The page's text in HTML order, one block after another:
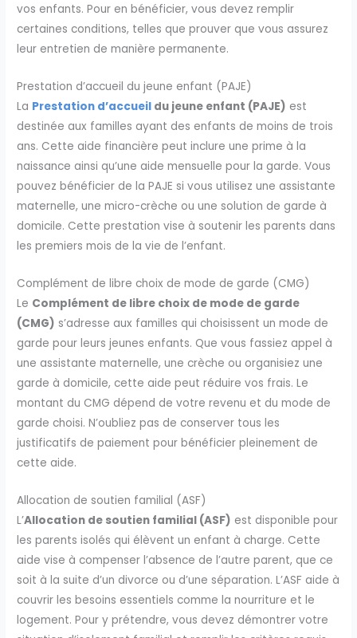
vos enfants. Pour en bénéficier, vous devez remplir
certaines conditions, telles que prouver que vous assurez
leur entretien de manière permanente.
Prestation d’accueil du jeune enfant (PAJE)
La Prestation d’accueil du jeune enfant (PAJE) est
destinée aux familles ayant des enfants de moins de trois
ans. Cette aide financière peut inclure une prime à la
naissance ainsi qu’une aide mensuelle pour la garde. Vous
pouvez bénéficier de la PAJE si vous utilisez une assistante
maternelle, une micro-crèche ou une solution de garde à
domicile. Cette prestation vise à soutenir les parents dans
les premiers mois de la vie de l’enfant.
Complément de libre choix de mode de garde (CMG)
Le Complément de libre choix de mode de garde
(CMG) s’adresse aux familles qui choisissent un mode de
garde pour leurs jeunes enfants. Que vous fassiez appel à
une assistante maternelle, une crèche ou organisiez une
garde à domicile, cette aide peut réduire vos frais. Le
montant du CMG dépend de votre revenu et du mode de
garde choisi. N’oubliez pas de conserver tous les
justificatifs de paiement pour bénéficier pleinement de
cette aide.
Allocation de soutien familial (ASF)
L’Allocation de soutien familial (ASF) est disponible pour
les parents isolés qui élèvent un enfant à charge. Cette
aide vise à compenser l’absence de l’autre parent, que ce
soit à la suite d’un divorce ou d’une séparation. L’ASF aide à
couvrir les besoins essentiels comme la nourriture et le
logement. Pour y prétendre, vous devez démontrer votre